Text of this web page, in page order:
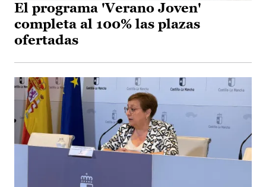
El programa 'Verano Joven'
completa al 100% las plazas
ofertadas